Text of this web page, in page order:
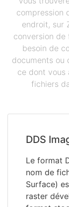
compression
endroit, sur
conversion de
besoin de
documents ou
ce dont vous
fichiers
DDS
Le format
nom de
Surface)
raster